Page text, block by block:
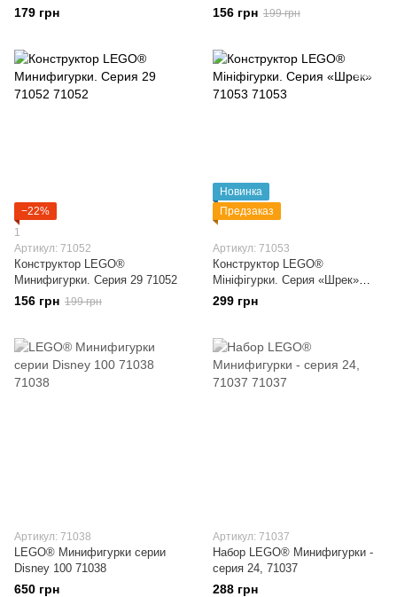
Вселенная 71050
179 грн 156 грн 199 грн
−22%
1
Артикул: 71052
Конструктор LEGO®
Минифигурки. Серия 29 71052
156 грн 199 грн
Новинка
Предзаказ
Артикул: 71053
Конструктор LEGO®
Мініфігурки. Серия «Шрек»
71053
299 грн
Артикул: 71038
LEGO® Минифигурки серии
Disney 100 71038
650 грн
Артикул: 71037
Набор LEGO® Минифигурки -
серия 24, 71037
288 грн